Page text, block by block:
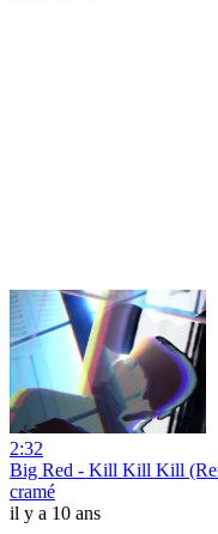
2:32
Big Red - Kill Kill Kill
cramé
il y a 10 ans